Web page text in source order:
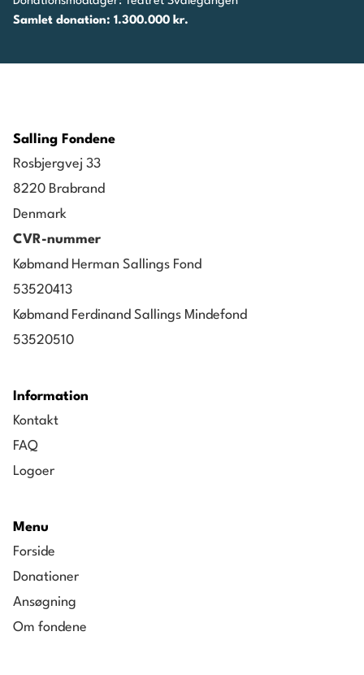
Samlet donation: 1.300.000 kr.
Salling Fondene
Rosbjergvej 33
8220 Brabrand
Denmark
CVR-nummer
Købmand Herman Sallings Fond
53520413
Købmand Ferdinand Sallings Mindefond
53520510
Information
Kontakt
FAQ
Logoer
Menu
Forside
Donationer
Ansøgning
Om fondene